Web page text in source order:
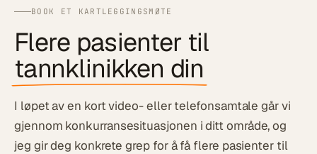
Book en samtale
BOOK ET KARTLEGGINGSMØTE
Flere pasienter til
tannklinikken din
I løpet av en kort video- eller telefonsamtale går vi
gjennom konkurransesituasjonen i ditt område, og
jeg gir deg konkrete grep for å få flere pasienter til